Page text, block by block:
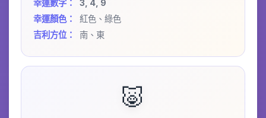
幸運數字：
3, 4, 9
幸運顏色：
紅色、綠色
吉利方位：
南、東
🐷